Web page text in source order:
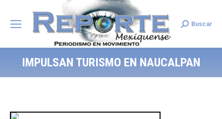
Search:
Buscar
IMPULSAN TURISMO EN NAUCALPAN